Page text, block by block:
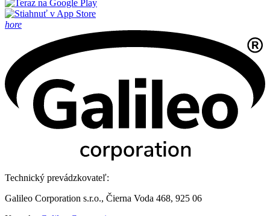
hore
Technický prevádzkovateľ:
Galileo Corporation s.r.o., Čierna Voda 468, 925 06